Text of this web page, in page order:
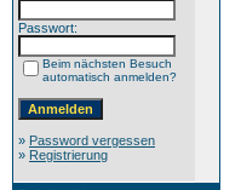
Passwort:
Beim nächsten Besuch
automatisch anmelden?
» Password vergessen
» Registrierung